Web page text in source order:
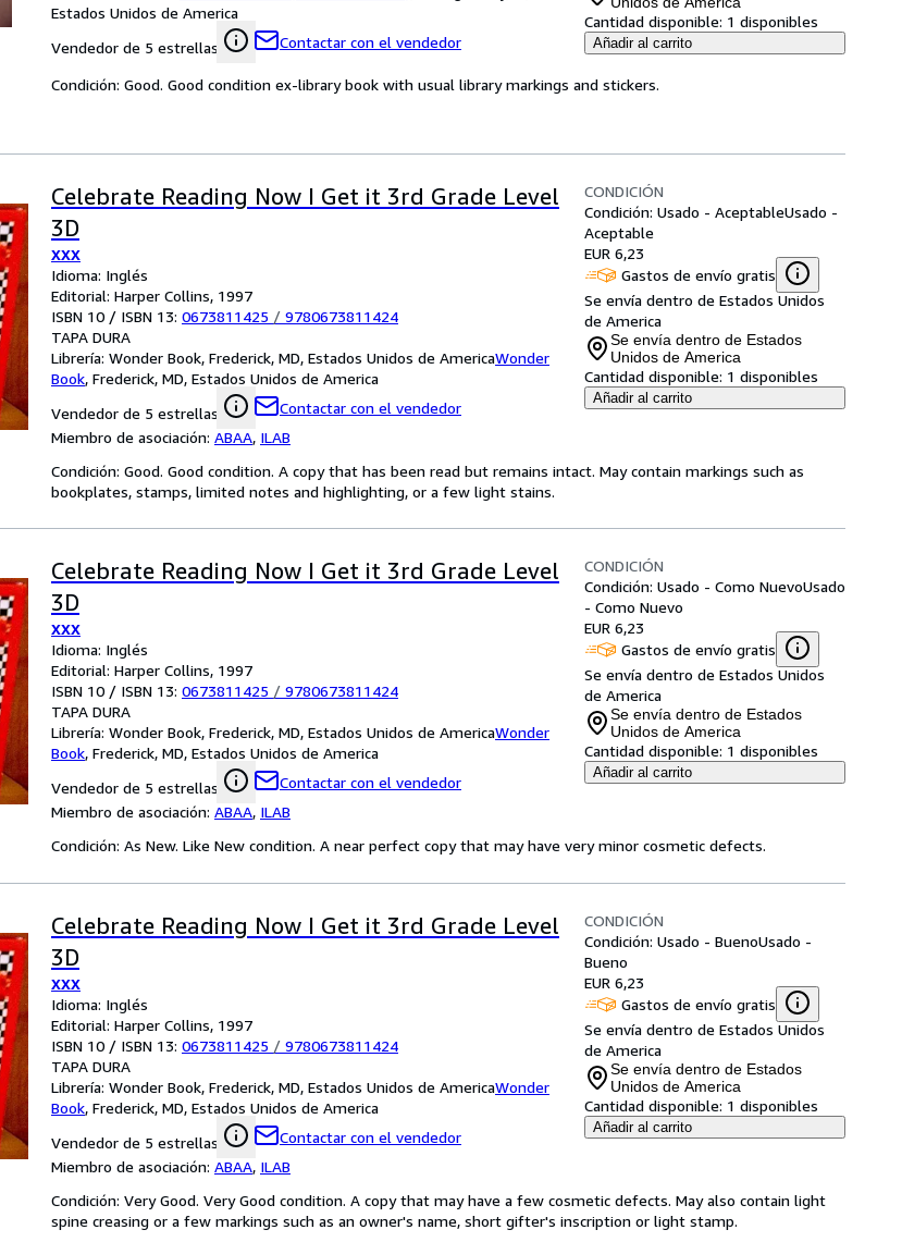
Estados Unidos de America
Vendedor de 5 estrellas
Contactar con el vendedor
Cantidad disponible: 1 disponibles
Añadir al carrito
Condición: Good. Good condition ex-library book with usual library markings and stickers.
Celebrate Reading Now I Get it 3rd Grade Level
3D
XXX
Idioma: Inglés
Editorial: Harper Collins, 1997
ISBN 10 / ISBN 13: 0673811425 / 9780673811424
TAPA DURA
Librería: Wonder Book, Frederick, MD, Estados Unidos de AmericaWonder
Book, Frederick, MD, Estados Unidos de America
Vendedor de 5 estrellas
Contactar con el vendedor
Miembro de asociación: ABAA, ILAB
CONDICIÓN
Condición: Usado - AceptableUsado -
Aceptable
EUR 6,23
Gastos de envío gratis
Se envía dentro de Estados Unidos
de America
Se envía dentro de Estados
Unidos de America
Cantidad disponible: 1 disponibles
Añadir al carrito
Condición: Good. Good condition. A copy that has been read but remains intact. May contain markings such as
bookplates, stamps, limited notes and highlighting, or a few light stains.
Celebrate Reading Now I Get it 3rd Grade Level
3D
XXX
Idioma: Inglés
Editorial: Harper Collins, 1997
ISBN 10 / ISBN 13: 0673811425 / 9780673811424
TAPA DURA
Librería: Wonder Book, Frederick, MD, Estados Unidos de AmericaWonder
Book, Frederick, MD, Estados Unidos de America
Vendedor de 5 estrellas
Contactar con el vendedor
Miembro de asociación: ABAA, ILAB
CONDICIÓN
Condición: Usado - Como NuevoUsado
- Como Nuevo
EUR 6,23
Gastos de envío gratis
Se envía dentro de Estados Unidos
de America
Se envía dentro de Estados
Unidos de America
Cantidad disponible: 1 disponibles
Añadir al carrito
Condición: As New. Like New condition. A near perfect copy that may have very minor cosmetic defects.
Celebrate Reading Now I Get it 3rd Grade Level
3D
XXX
Idioma: Inglés
Editorial: Harper Collins, 1997
ISBN 10 / ISBN 13: 0673811425 / 9780673811424
TAPA DURA
Librería: Wonder Book, Frederick, MD, Estados Unidos de AmericaWonder
Book, Frederick, MD, Estados Unidos de America
Vendedor de 5 estrellas
Contactar con el vendedor
Miembro de asociación: ABAA, ILAB
CONDICIÓN
Condición: Usado - BuenoUsado -
Bueno
EUR 6,23
Gastos de envío gratis
Se envía dentro de Estados Unidos
de America
Se envía dentro de Estados
Unidos de America
Cantidad disponible: 1 disponibles
Añadir al carrito
Condición: Very Good. Very Good condition. A copy that may have a few cosmetic defects. May also contain light
spine creasing or a few markings such as an owner's name, short gifter's inscription or light stamp.